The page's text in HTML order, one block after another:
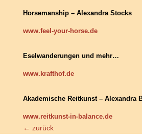
Horsemanship – Alexandra Stocks
www.feel-your-horse.de
Eselwanderungen und mehr…
www.krafthof.de
Akademische Reitkunst – Alexandra
www.reitkunst-in-balance.de
← zurück